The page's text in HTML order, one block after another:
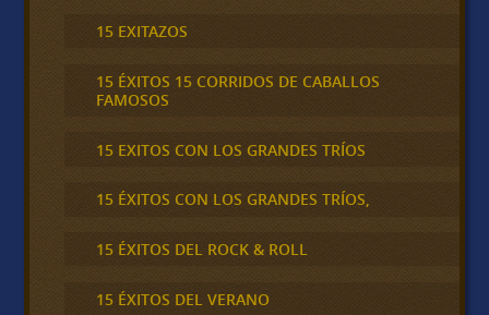
15 EXITAZOS
15 ÉXITOS 15 CORRIDOS DE CABALLOS
FAMOSOS
15 EXITOS CON LOS GRANDES TRÍOS
15 ÉXITOS CON LOS GRANDES TRÍOS,
15 ÉXITOS DEL ROCK & ROLL
15 ÉXITOS DEL VERANO